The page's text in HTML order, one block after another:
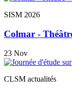
SISM 2026
Colmar -
23 Nov
CLSM actualités